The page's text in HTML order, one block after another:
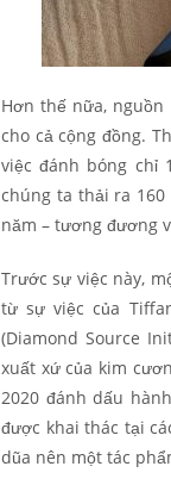
Hơn thế nữa,
cho cả cộng đồng.
việc đánh bóng chỉ
chúng ta thải ra 160
năm – tương đương
Trước sự việc này,
từ sự việc của
(Diamond Source
xuất xứ của kim
2020 đánh dấu
được khai thác tại
dũa nên một tác